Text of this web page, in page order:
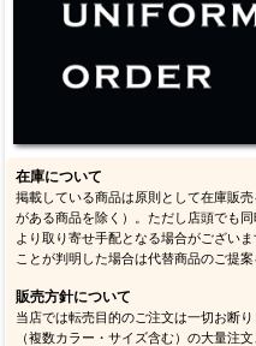
在庫について
掲載している商品は原則として在庫販
がある商品を除く）。ただし店頭でも
より取り寄せ手配となる場合がござい
ことが判明した場合は代替商品のご提
販売方針について
当店では転売目的のご注文は一切お断
（複数カラー・サイズ含む）の大量注